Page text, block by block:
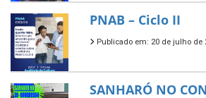
PNAB – Ciclo II
Publicado em: 20 de julho de
SANHARÓ NO